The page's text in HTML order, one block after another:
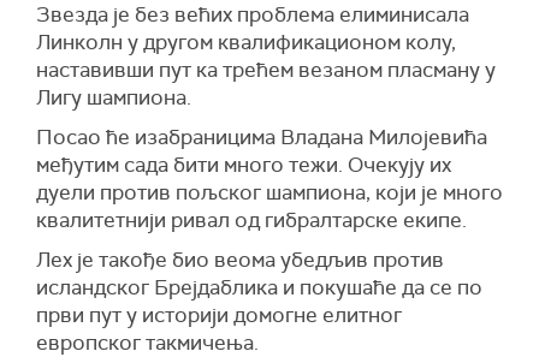
Звезда је без већих проблема елиминисала
Линколн у другом квалификационом колу,
наставивши пут ка трећем везаном пласману у
Лигу шампиона.
Посао ће изабраницима Владана Милојевића
међутим сада бити много тежи. Очекују их
дуели против пољског шампиона, који је много
квалитетнији ривал од гибралтарске екипе.
Лех је такође био веома убедљив против
исландског Брејдаблика и покушаће да се по
први пут у историји домогне елитног
европског такмичења.